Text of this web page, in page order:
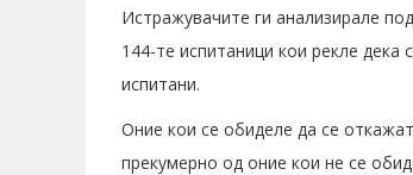
Истражувачите ги анализирале
144-те испитаници кои рекле
испитани.
Оние кои се обиделе да се
прекумерно од оние кои не се